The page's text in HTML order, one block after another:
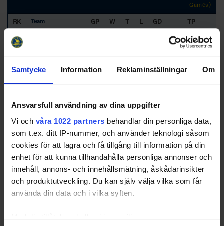
Samtycke Information Reklaminställningar Om
Ansvarsfull användning av dina uppgifter
Vi och våra 1022 partners behandlar din personliga data,
som t.ex. ditt IP-nummer, och använder teknologi såsom
cookies för att lagra och få tillgång till information på din
enhet för att kunna tillhandahålla personliga annonser och
innehåll, annons- och innehållsmätning, åskådarinsikter
och produktutveckling. Du kan själv välja vilka som får
använda din data och i vilka syften.
Med din tillåtelse skulle vi även vilja:
Games)
RK Team GP W T L GD
TP
1
32
2 Enköpings SK HK 12 2 3 14
27
4
Grums IK Hockey 12 6 2 4 2
5
Kumla HC Black
4
-19
Surahammars IF 12 1